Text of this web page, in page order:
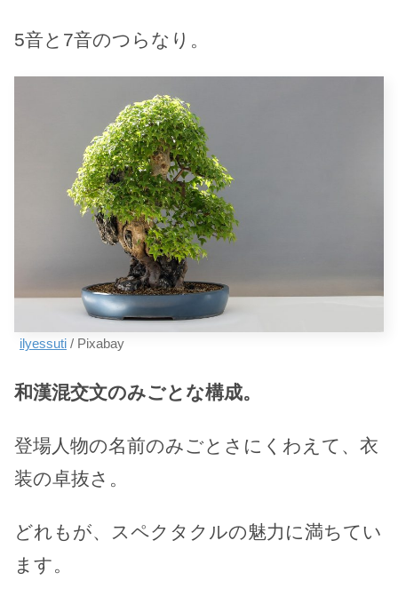
5音と7音のつらなり。
ilyessuti / Pixabay
和漢混交文のみごとな構成。
登場人物の名前のみごとさにくわえて、衣
装の卓抜さ。
どれもが、スペクタクルの魅力に満ちてい
ます。